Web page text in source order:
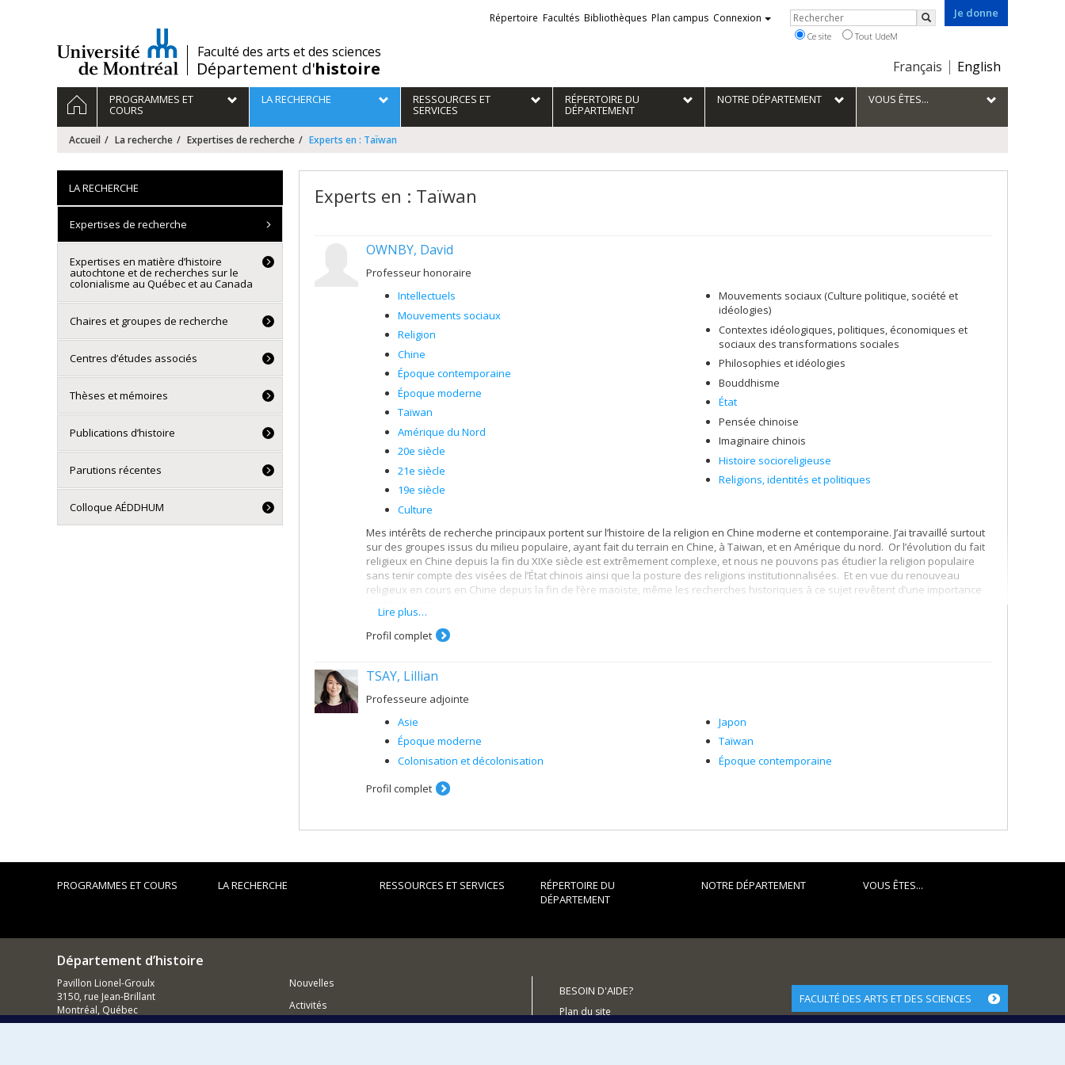
/Faculté des arts et des sciences
Département d'histoire
Je donne
Choix
la
langue
Français English
Liens
externes
Répertoire Facultés Bibliothèques Plan campus Connexion Rechercher
Rechercher
Ce site Tout UdeM
Navigation
principale
ACCUEILPROGRAMMES ET
COURS
LA RECHERCHE RESSOURCES ET
SERVICES
RÉPERTOIRE DU
DÉPARTEMENT
NOTRE DÉPARTEMENT VOUS ÊTES...
Accueil La recherche Expertises de recherche Experts en : Taïwan
Experts en : Taïwan
OWNBY, David
Professeur honoraire
Intellectuels
Mouvements sociaux
Religion
Chine
Époque contemporaine
Époque moderne
Taïwan
Amérique du Nord
20e siècle
21e siècle
19e siècle
Culture
Mouvements sociaux (Culture politique, société et
idéologies)
Contextes idéologiques, politiques, économiques et
sociaux des transformations sociales
Philosophies et idéologies
Bouddhisme
État
Pensée chinoise
Imaginaire chinois
Histoire socioreligieuse
Religions, identités et politiques
Mes intérêts de recherche principaux portent sur l’histoire de la religion en Chine moderne et contemporaine. J’ai travaillé surtout
sur des groupes issus du milieu populaire, ayant fait du terrain en Chine, à Taiwan, et en Amérique du nord. Or l’évolution du fait
religieux en Chine depuis la fin du XIXe siècle est extrêmement complexe, et nous ne pouvons pas étudier la religion populaire
sans tenir compte des visées de l’État chinois ainsi que la posture des religions institutionnalisées. Et en vue du renouveau
religieux en cours en Chine depuis la fin de l’ère maoïste, même les recherches historiques à ce sujet revêtent d’une importance
J'ai également lancé, avec des collègues à York et à UBC, un nouveau programme de recherche qui porte sur la vie intellectuelle
contemporaine en Chine. Ce projet explore les rapports complexes entre la liberté d’expression grandissante dont jouissent des
autorités politiques chinoises de trouver une nouvelle légitimité idéologique. Ce programme est dès maintenant financé par une
subvention Savoir/CRSH.
Lire plus…
Profil complet
TSAY, Lillian
Professeure adjointe
Asie
Époque moderne
Colonisation et décolonisation
Japon
Taïwan
Époque contemporaine
Profil complet
LA RECHERCHE
Expertises de recherche
Expertises en matière d’histoire
autochtone et de recherches sur le
colonialisme au Québec et au Canada
Chaires et groupes de recherche
Centres d’études associés
Thèses et mémoires
Publications d’histoire
Parutions récentes
Colloque AÉDDHUM
PROGRAMMES ET COURS LA RECHERCHE RESSOURCES ET SERVICES
RÉPERTOIRE DU
DÉPARTEMENT
NOTRE DÉPARTEMENT VOUS ÊTES...
Département d’histoire
Pavillon Lionel-Groulx
3150, rue Jean-Brillant
Montréal, Québec
H3T 1N8
Nouvelles
Activités
BESOIN D'AIDE?
Plan du site
FACULTÉ DES ARTS ET DES SCIENCES
Nos départements et écoles